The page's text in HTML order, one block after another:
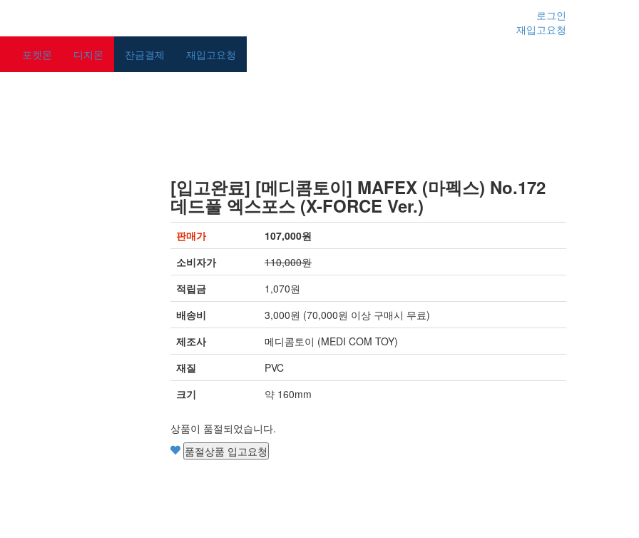
로그인
재입고요청
포켓몬 디지몬 잔금결제 재입고요청
[입고완료] [메디콤토이] MAFEX (마펙스) No.172
데드풀 엑스포스 (X-FORCE Ver.)
판매가
107,000원
소비자가
110,000원
적립금
1,070원
배송비
3,000원 (70,000원 이상 구매시 무료)
제조사
메디콤토이 (MEDI COM TOY)
재질
PVC
크기
약 160mm
상품이 품절되었습니다.
품절상품 입고요청